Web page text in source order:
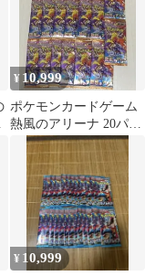
¥ 10,999
ポケモンカードゲーム
熱風のアリーナ 20パッ
¥ 10,999